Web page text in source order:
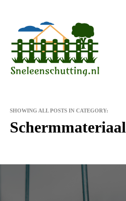
content
SHOWING ALL POSTS IN CATEGORY:
Schermmateriaal